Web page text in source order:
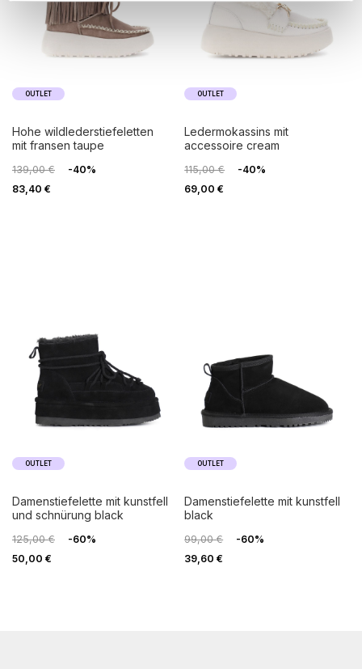
OUTLET
hohe wildlederstiefeletten
mit fransen taupe
139,00 €
-40%
83,40 €
OUTLET
ledermokassins mit
accessoire cream
115,00 €
-40%
69,00 €
OUTLET
damenstiefelette mit kunstfell
und schnürung black
125,00 €
-60%
50,00 €
OUTLET
damenstiefelette mit kunstfell
black
99,00 €
-60%
39,60 €